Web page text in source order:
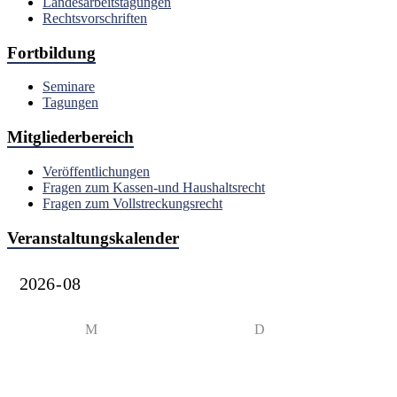
Rechtsvorschriften
Fortbildung
Seminare
Tagungen
Mitgliederbereich
Veröffentlichungen
Fragen zum Kassen-und Haushaltsrecht
Fragen zum Vollstreckungsrecht
Veranstaltungskalender
M D